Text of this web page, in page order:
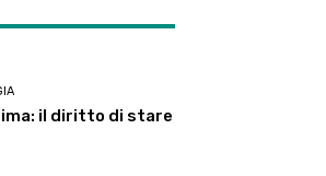
il diritto di stare